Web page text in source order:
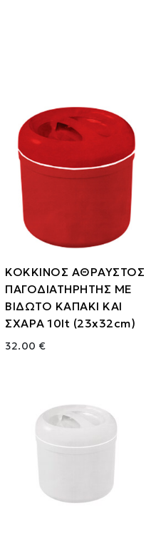
ΚΟΚΚΙΝΟΣ ΑΘΡΑΥΣΤΟΣ
ΠΑΓΟΔΙΑΤΗΡΗΤΗΣ ΜΕ
ΒΙΔΩΤΟ ΚΑΠΑΚΙ ΚΑΙ
ΣΧΑΡΑ 10lt (23x32cm)
32.00 €